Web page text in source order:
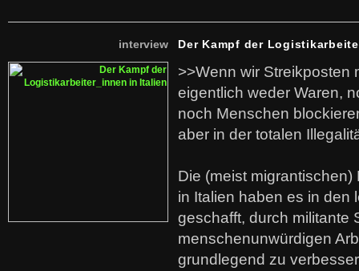
interview Der Kampf der
>>Wenn wir Streikposten
eigentlich weder Waren,
noch Menschen
aber in der totalen
Die (meist
in Italien haben es in den
geschafft, durch militante
menschenunwürdigen
grundlegend zu